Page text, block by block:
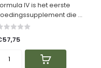
IV is het eerste
die ...